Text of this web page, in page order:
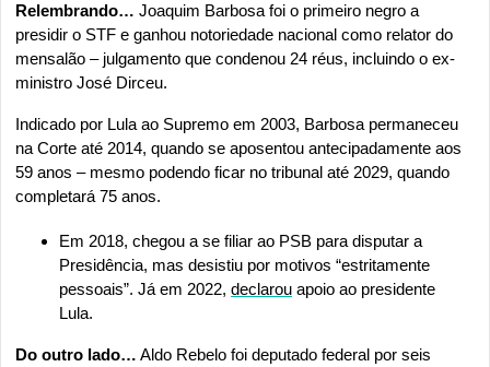
Relembrando… Joaquim Barbosa foi o primeiro negro a
presidir o STF e ganhou notoriedade nacional como relator do
mensalão – julgamento que condenou 24 réus, incluindo o ex-
ministro José Dirceu.
Indicado por Lula ao Supremo em 2003, Barbosa permaneceu
na Corte até 2014, quando se aposentou antecipadamente aos
59 anos – mesmo podendo ficar no tribunal até 2029, quando
completará 75 anos.
Em 2018, chegou a se filiar ao PSB para disputar a
Presidência, mas desistiu por motivos “estritamente
pessoais”. Já em 2022, declarou apoio ao presidente
Lula.
Do outro lado… Aldo Rebelo foi deputado federal por seis